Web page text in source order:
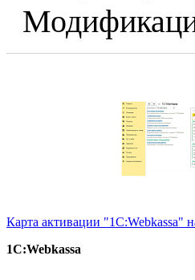
Карта активации "1С:Webkassa"
1С:Webkassa